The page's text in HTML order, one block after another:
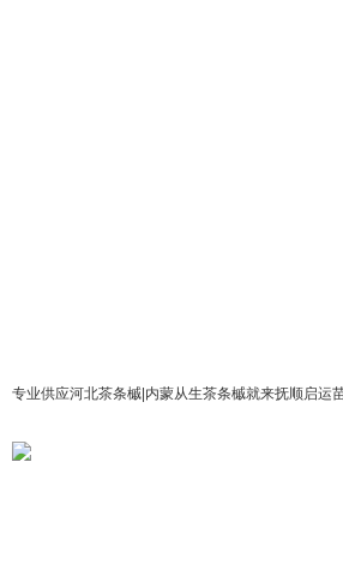
专业供应河北茶条槭|内蒙从生茶条槭就来抚顺启运